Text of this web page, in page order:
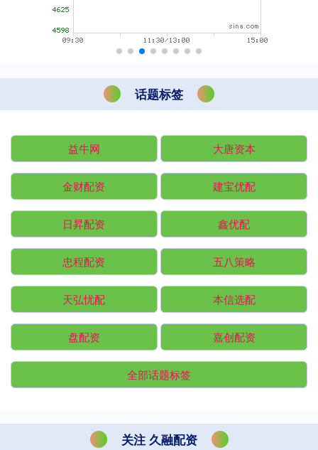
话题标签
益牛网 大唐资本
金财配资 建宝优配
日昇配资 鑫优配
忠程配资 五八策略
天弘忧配 本信选配
盘配资 嘉创配资
全部话题标签
关注 久融配资